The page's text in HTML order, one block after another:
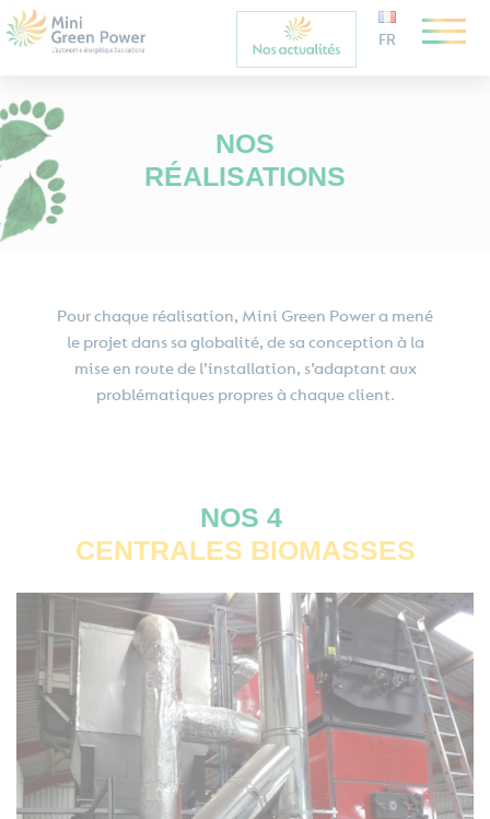
FR
NOS
RÉALISATIONS
Pour chaque réalisation, Mini Green Power a mené
le projet dans sa globalité, de sa conception à la
mise en route de l’installation, s’adaptant aux
problématiques propres à chaque client.
NOS 4
CENTRALES BIOMASSES